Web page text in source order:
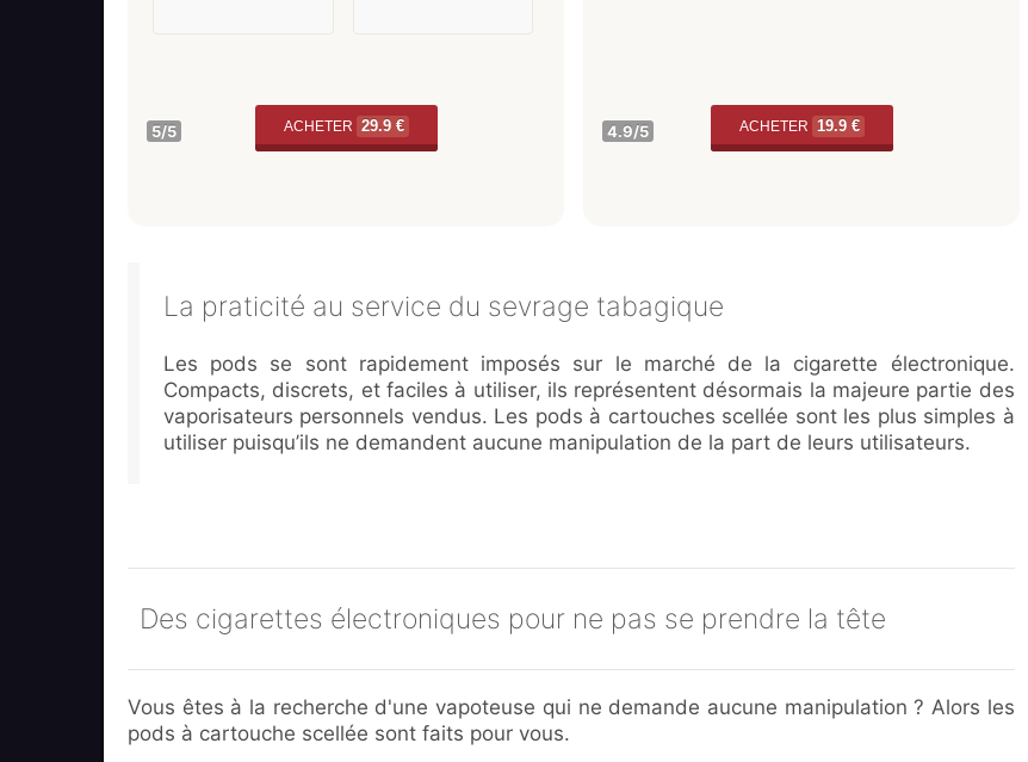
5/5 ACHETER 29.9 € 4.9/5 ACHETER 19.9 €
La praticité au service du sevrage tabagique
Les pods se sont rapidement imposés sur le marché de la cigarette électronique.
Compacts, discrets, et faciles à utiliser, ils représentent désormais la majeure partie des
vaporisateurs personnels vendus. Les pods à cartouches scellée sont les plus simples à
utiliser puisqu’ils ne demandent aucune manipulation de la part de leurs utilisateurs.
Des cigarettes électroniques pour ne pas se prendre la tête
Vous êtes à la recherche d'une vapoteuse qui ne demande aucune manipulation ? Alors les
pods à cartouche scellée sont faits pour vous.